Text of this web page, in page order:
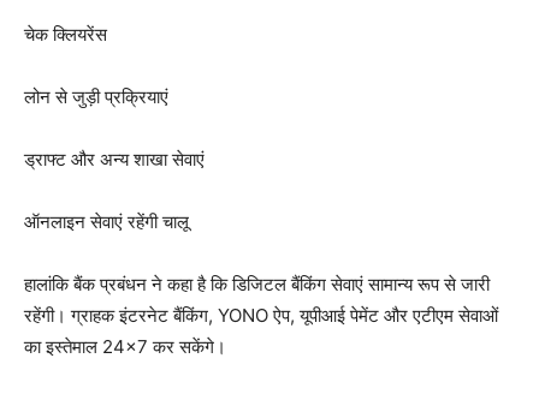
चेक क्लियरेंस
लोन से जुड़ी प्रक्रियाएं
ड्राफ्ट और अन्य शाखा सेवाएं
ऑनलाइन सेवाएं रहेंगी चालू
हालांकि बैंक प्रबंधन ने कहा है कि डिजिटल बैंकिंग सेवाएं सामान्य रूप से जारी
रहेंगी। ग्राहक इंटरनेट बैंकिंग, YONO ऐप, यूपीआई पेमेंट और एटीएम सेवाओं
का इस्तेमाल 24×7 कर सकेंगे।